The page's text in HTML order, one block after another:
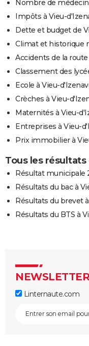
Nombre de
Impôts à Vieu-
Dette et budget de
Climat et historique
Accidents de la
Classement des
Ecole à Vieu-
Crèches à Vieu-
Maternités à Vieu-
Entreprises à Vieu-
Prix immobilier à
Tous les
Résultat municipale
Résultats du bac à
Résultats du brevet
Résultats du BTS à
NEWSLETTER
Linternaute.com